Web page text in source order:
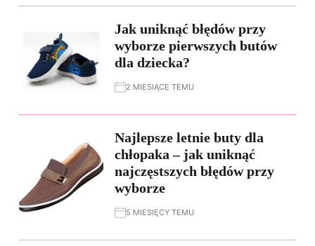
Jak uniknąć błędów przy
wyborze pierwszych butów
dla dziecka?
2 MIESIĄCE TEMU
Najlepsze letnie buty dla
chłopaka – jak uniknąć
najczęstszych błędów przy
wyborze
5 MIESIĘCY TEMU